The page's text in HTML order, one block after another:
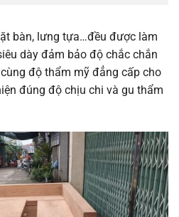
bàn, lưng tựa…đều được làm
dày đảm bảo độ chắc chắn
độ thẩm mỹ đẳng cấp cho
đúng độ chịu chi và gu thẩm